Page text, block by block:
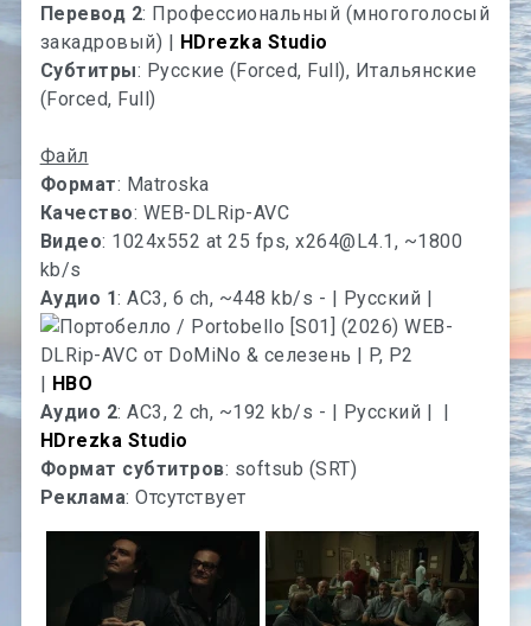
Перевод 2: Профессиональный (многоголосый
закадровый) | HDrezka Studio
Субтитры: Русские (Forced, Full), Итальянские
(Forced, Full)
Файл
Формат: Matroska
Качество: WEB-DLRip-AVC
Видео: 1024x552 at 25 fps,x264@L4.1, ~1800
kb/s
Аудио 1: AC3, 6 ch, ~448 kb/s - | Русский |
| HBO
Аудио 2: AC3, 2 ch, ~192 kb/s - | Русский | |
HDrezka Studio
Формат субтитров: softsub (SRT)
Реклама: Отсутствует